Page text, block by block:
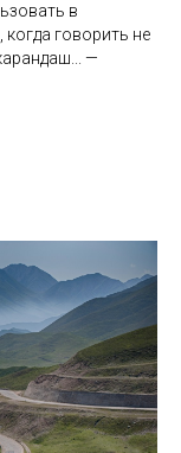
в
когда говорить не
—